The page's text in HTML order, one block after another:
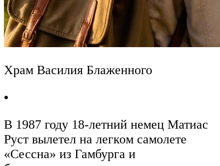
Храм Василия Блаженного
•
В 1987 году 18-летний немец Матиас
Руст вылетел на легком самолете
«Сессна» из Гамбурга и